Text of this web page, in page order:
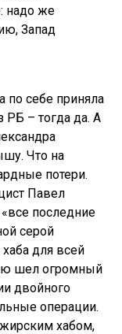
надо же
Запад
по себе приняла
РБ – тогда да. А
Что на
потери.
Павел
последние
серой
для всей
шел огромный
двойного
операции.
хабом,